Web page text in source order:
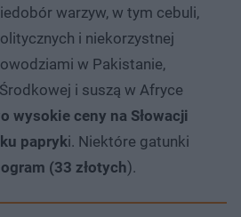
warzyw, w tym cebuli,
i niekorzystnej
w Pakistanie,
i suszą w Afryce
wysokie ceny na Słowacji
papryki. Niektóre gatunki
(33 złotych).